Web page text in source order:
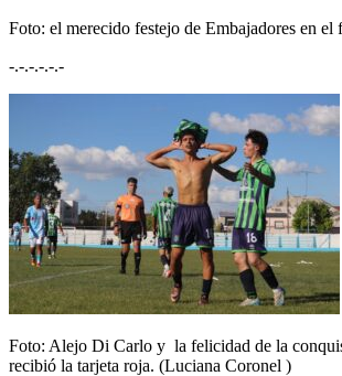
Foto: el merecido festejo de Embajadores en el
-.-.-.-.-.-
Foto: Alejo Di Carlo y la felicidad de la
recibió la tarjeta roja. (Luciana Coronel )